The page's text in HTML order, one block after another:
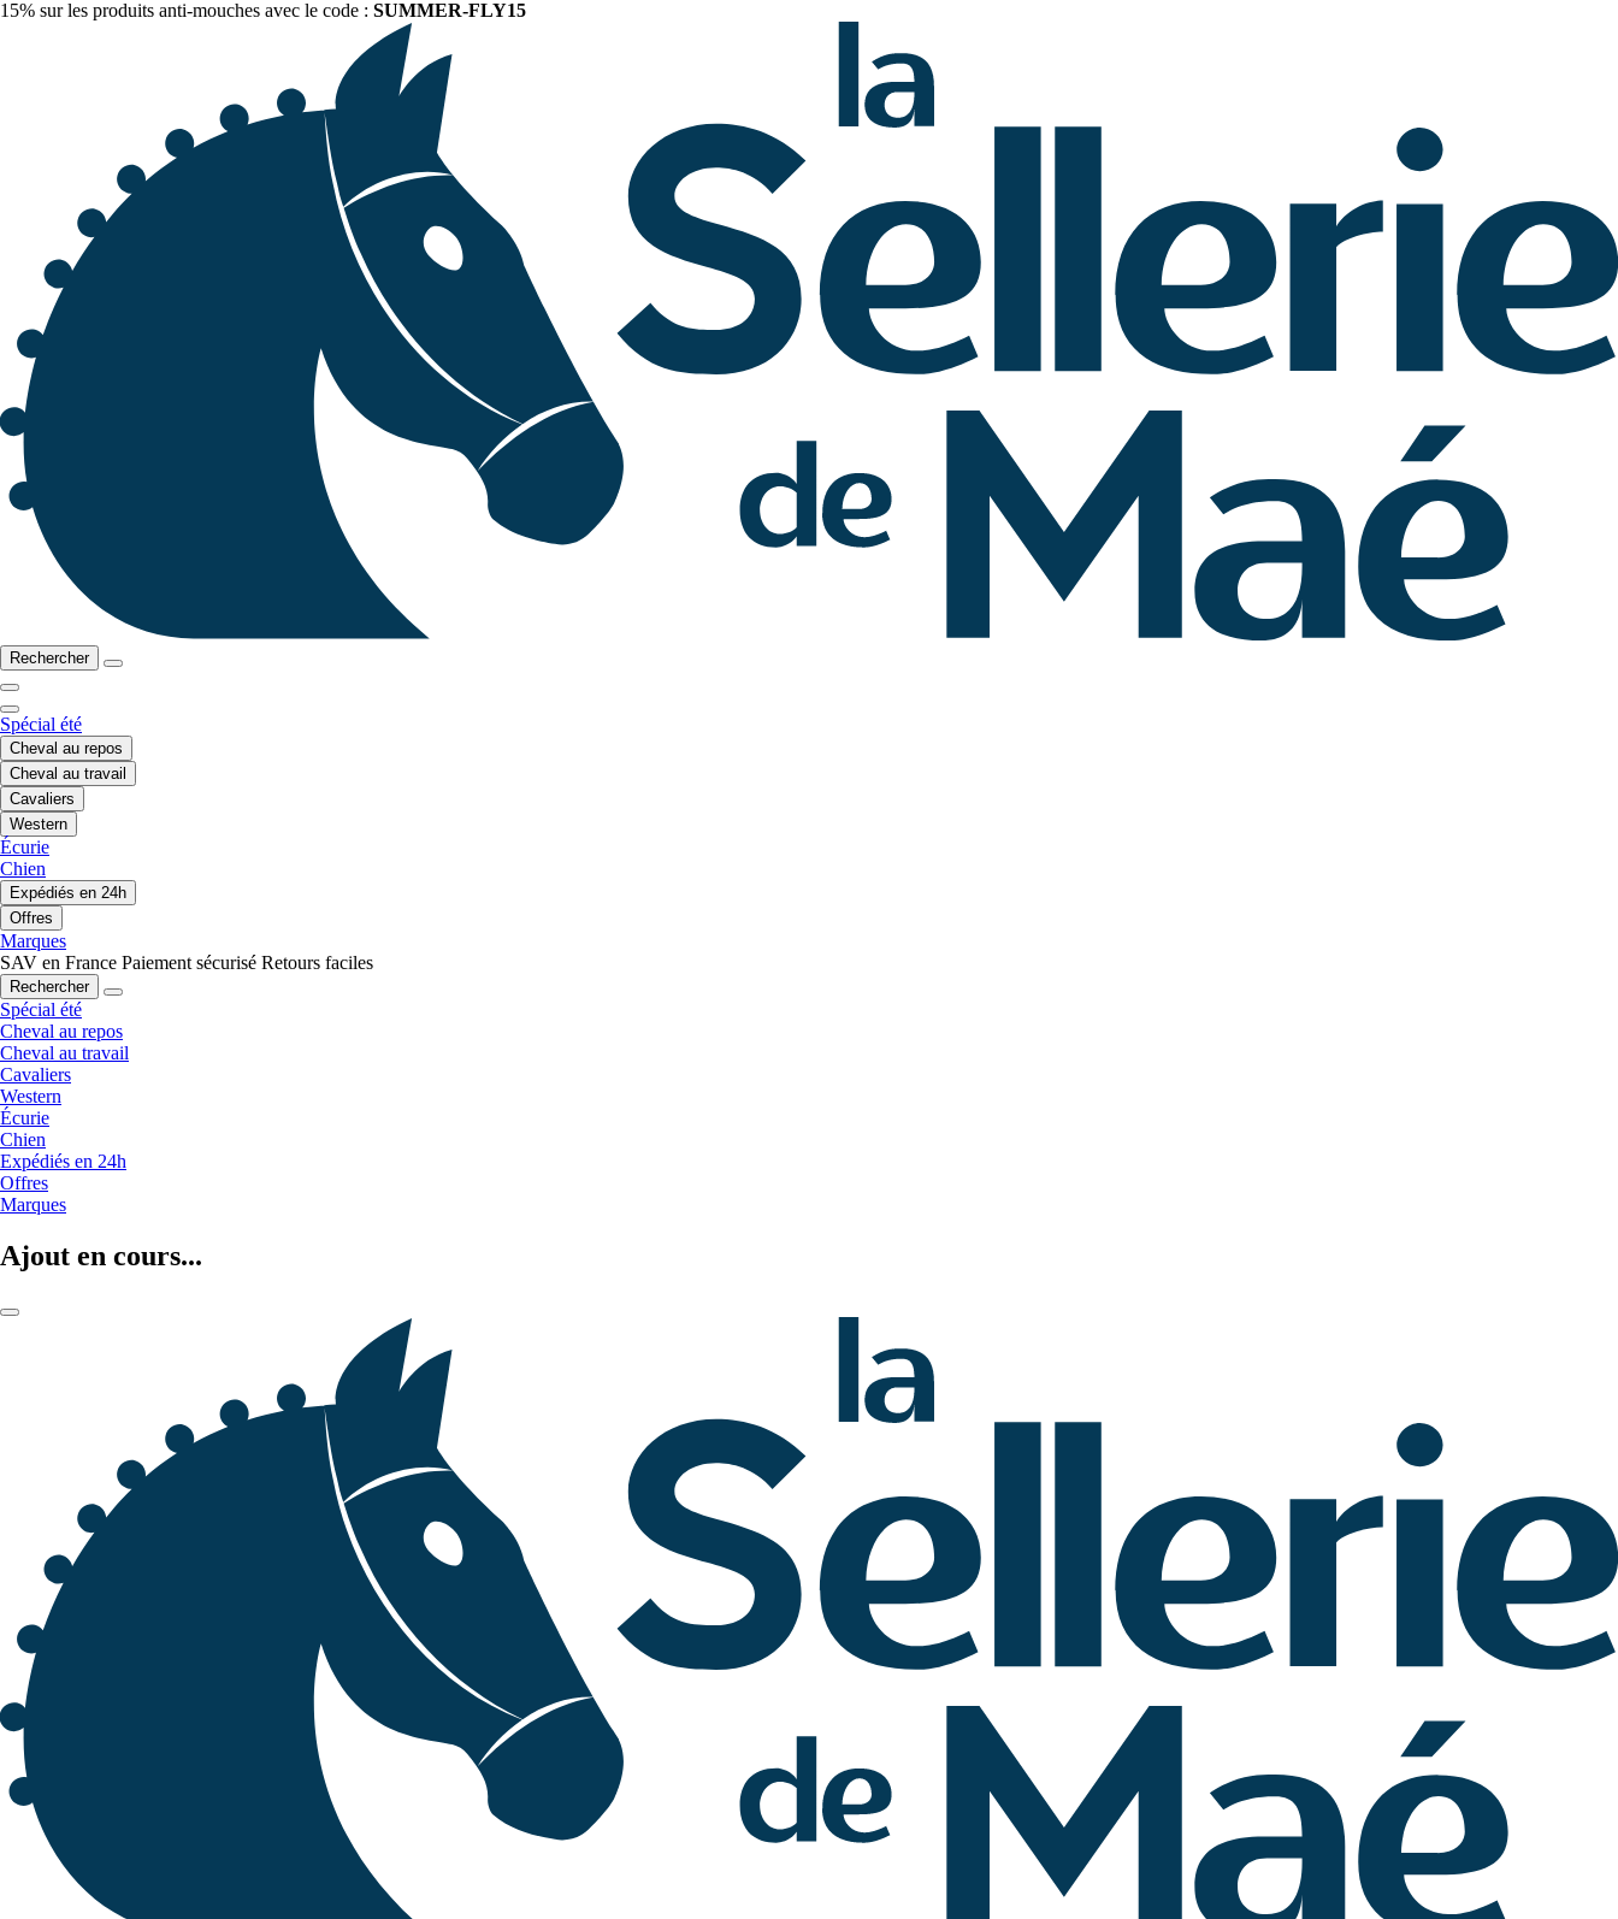
15% sur les produits anti-mouches avec le code : SUMMER-FLY15
Rechercher
Spécial été
Cheval au repos
Cheval au travail
Cavaliers
Western
Écurie
Chien
Expédiés en 24h
Offres
Marques
SAV en France Paiement sécurisé Retours faciles
Rechercher
Spécial été
Cheval au repos
Cheval au travail
Cavaliers
Western
Écurie
Chien
Expédiés en 24h
Offres
Marques
Ajout en cours...